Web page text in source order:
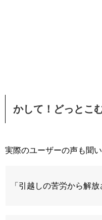
かして！どっとこ
実際のユーザーの声も聞
「引越しの苦労から解放